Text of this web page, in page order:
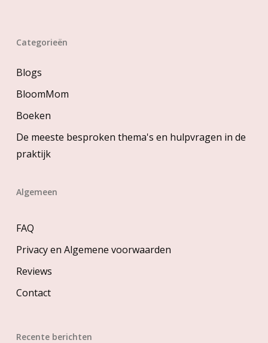
Categorieën
Blogs
BloomMom
Boeken
De meeste besproken thema's en hulpvragen in de
praktijk
Algemeen
FAQ
Privacy en Algemene voorwaarden
Reviews
Contact
Recente berichten